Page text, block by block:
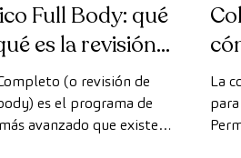
Full Body: qué
es la revisión
(o revisión de
es el programa de
avanzado que existe
La